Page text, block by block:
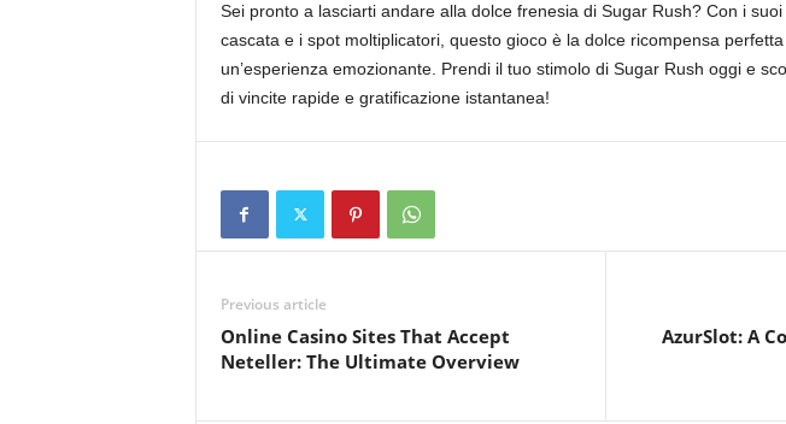
Sei pronto a lasciarti andare alla dolce frenesia di Sugar Rush? Con i
cascata e i spot moltiplicatori, questo gioco è la dolce ricompensa
un’esperienza emozionante. Prendi il tuo stimolo di Sugar Rush oggi e
di vincite rapide e gratificazione istantanea!
Previous article
Online Casino Sites That Accept
Neteller: The Ultimate Overview
AzurSlot: A